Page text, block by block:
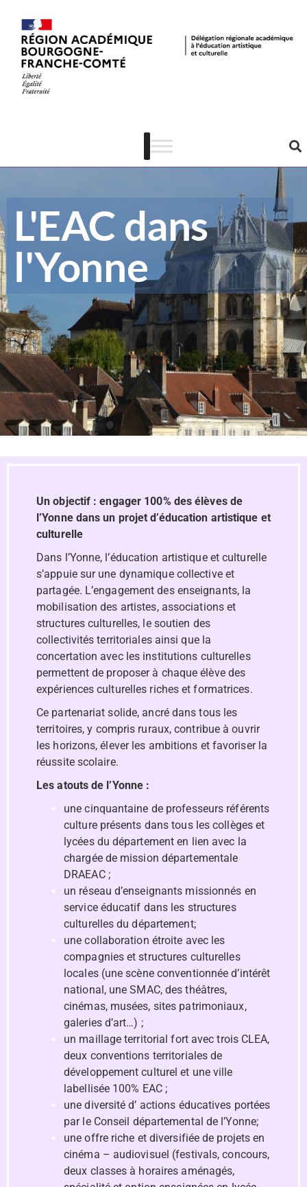
L'EAC dans
l'Yonne
Un objectif : engager 100% des élèves de
l’Yonne dans un projet d’éducation artistique et
culturelle
Dans l’Yonne, l’éducation artistique et culturelle
s’appuie sur une dynamique collective et
partagée. L’engagement des enseignants, la
mobilisation des artistes, associations et
structures culturelles, le soutien des
collectivités territoriales ainsi que la
concertation avec les institutions culturelles
permettent de proposer à chaque élève des
expériences culturelles riches et formatrices.
Ce partenariat solide, ancré dans tous les
territoires, y compris ruraux, contribue à ouvrir
les horizons, élever les ambitions et favoriser la
réussite scolaire.
Les atouts de l’Yonne :
une cinquantaine de professeurs référents
culture présents dans tous les collèges et
lycées du département en lien avec la
chargée de mission départementale
DRAEAC ;
un réseau d’enseignants missionnés en
service éducatif dans les structures
culturelles du département;
une collaboration étroite avec les
compagnies et structures culturelles
locales (une scène conventionnée d’intérêt
national, une SMAC, des théâtres,
cinémas, musées, sites patrimoniaux,
galeries d’art…) ;
un maillage territorial fort avec trois CLEA,
deux conventions territoriales de
développement culturel et une ville
labellisée 100% EAC ;
une diversité d’ actions éducatives portées
par le Conseil départemental de l’Yonne;
une offre riche et diversifiée de projets en
cinéma – audiovisuel (festivals, concours,
deux classes à horaires aménagés,